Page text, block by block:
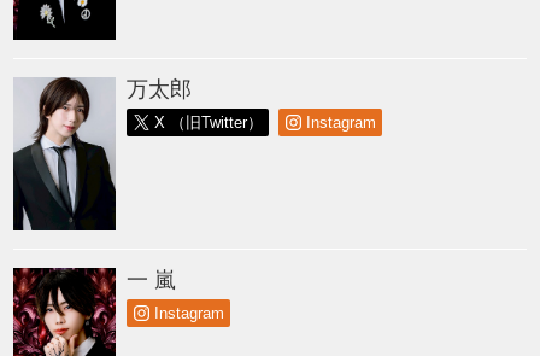
万太郎
X （旧Twitter） Instagram
一 嵐
Instagram